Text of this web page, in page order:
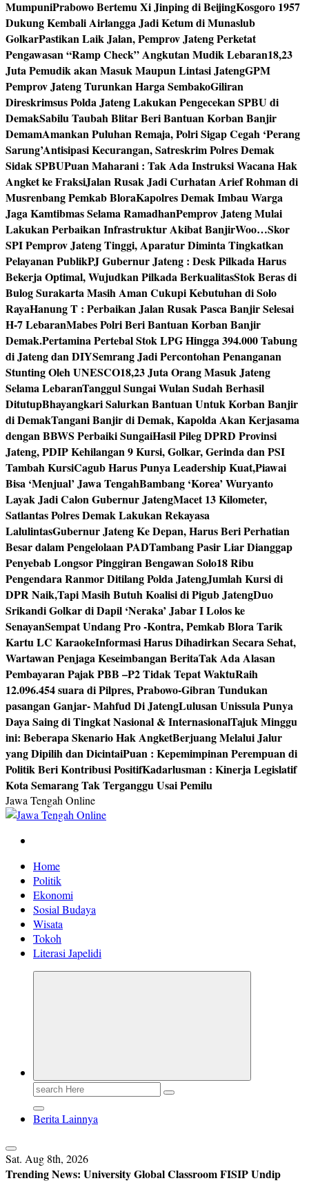
MumpuniPrabowo Bertemu Xi Jinping di BeijingKosgoro 1957
Dukung Kembali Airlangga Jadi Ketum di Munaslub
GolkarPastikan Laik Jalan, Pemprov Jateng Perketat
Pengawasan “Ramp Check” Angkutan Mudik Lebaran18,23
Juta Pemudik akan Masuk Maupun Lintasi JatengGPM
Pemprov Jateng Turunkan Harga SembakoGiliran
Direskrimsus Polda Jateng Lakukan Pengecekan SPBU di
DemakSabilu Taubah Blitar Beri Bantuan Korban Banjir
DemamAmankan Puluhan Remaja, Polri Sigap Cegah ‘Perang
Sarung’Antisipasi Kecurangan, Satreskrim Polres Demak
Sidak SPBUPuan Maharani : Tak Ada Instruksi Wacana Hak
Angket ke FraksiJalan Rusak Jadi Curhatan Arief Rohman di
Musrenbang Pemkab BloraKapolres Demak Imbau Warga
Jaga Kamtibmas Selama RamadhanPemprov Jateng Mulai
Lakukan Perbaikan Infrastruktur Akibat BanjirWoo…Skor
SPI Pemprov Jateng Tinggi, Aparatur Diminta Tingkatkan
Pelayanan PublikPJ Gubernur Jateng : Desk Pilkada Harus
Bekerja Optimal, Wujudkan Pilkada BerkualitasStok Beras di
Bulog Surakarta Masih Aman Cukupi Kebutuhan di Solo
RayaHanung T : Perbaikan Jalan Rusak Pasca Banjir Selesai
H-7 LebaranMabes Polri Beri Bantuan Korban Banjir
Demak.Pertamina Pertebal Stok LPG Hingga 394.000 Tabung
di Jateng dan DIYSemrang Jadi Percontohan Penanganan
Stunting Oleh UNESCO18,23 Juta Orang Masuk Jateng
Selama LebaranTanggul Sungai Wulan Sudah Berhasil
DitutupBhayangkari Salurkan Bantuan Untuk Korban Banjir
di DemakTangani Banjir di Demak, Kapolda Akan Kerjasama
dengan BBWS Perbaiki SungaiHasil Pileg DPRD Provinsi
Jateng, PDIP Kehilangan 9 Kursi, Golkar, Gerinda dan PSI
Tambah KursiCagub Harus Punya Leadership Kuat,Piawai
Bisa ‘Menjual’ Jawa TengahBambang ‘Korea’ Wuryanto
Layak Jadi Calon Gubernur JatengMacet 13 Kilometer,
Satlantas Polres Demak Lakukan Rekayasa
LalulintasGubernur Jateng Ke Depan, Harus Beri Perhatian
Besar dalam Pengelolaan PADTambang Pasir Liar Dianggap
Penyebab Longsor Pinggiran Bengawan Solo18 Ribu
Pengendara Ranmor Ditilang Polda JatengJumlah Kursi di
DPR Naik,Tapi Masih Butuh Koalisi di Pigub JatengDuo
Srikandi Golkar di Dapil ‘Neraka’ Jabar I Lolos ke
SenayanSempat Undang Pro -Kontra, Pemkab Blora Tarik
Kartu LC KaraokeInformasi Harus Dihadirkan Secara Sehat,
Wartawan Penjaga Keseimbangan BeritaTak Ada Alasan
Pembayaran Pajak PBB –P2 Tidak Tepat WaktuRaih
12.096.454 suara di Pilpres, Prabowo-Gibran Tundukan
pasangan Ganjar- Mahfud Di JatengLulusan Unissula Punya
Daya Saing di Tingkat Nasional & InternasionalTajuk Minggu
ini: Beberapa Skenario Hak AngketBerjuang Melalui Jalur
yang Dipilih dan DicintaiPuan : Kepemimpinan Perempuan di
Politik Beri Kontribusi PositifKadarlusman : Kinerja Legislatif
Kota Semarang Tak Terganggu Usai Pemilu
Jawa Tengah Online
Berita Jawa Tengah Terbaru dan Terkini
Home
Politik
Ekonomi
Sosial Budaya
Wisata
Tokoh
Literasi Japelidi
Search
Berita Lainnya
Sat. Aug 8th, 2026
Trending News: University Global Classroom FISIP Undip